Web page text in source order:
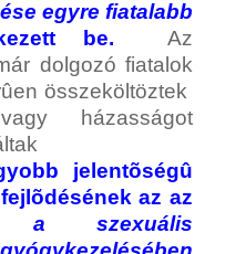
egyre fiatalabb
be. Az
dolgozó fiatalok
összeköltöztek
házasságot
jelentõségû
az az
a szexuális